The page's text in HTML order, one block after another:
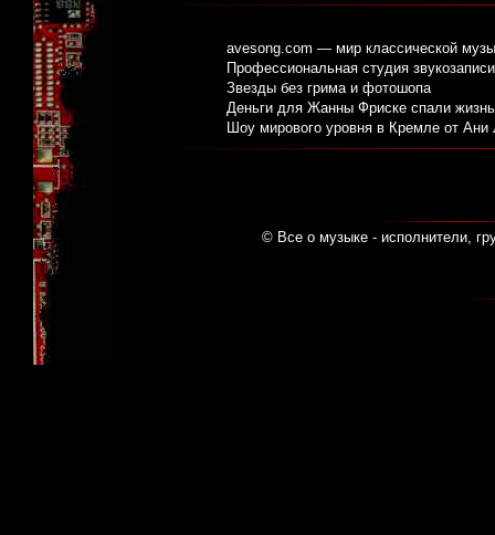
avesong.com — мир классической
Профессиональная студия
Звезды без грима и фотошопа
Деньги для Жанны Фриске спали
Шоу мирового уровня в Кремле от Ани
© Все о музыке - исполнители,